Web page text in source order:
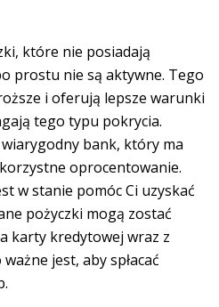
które nie posiadają
prostu nie są aktywne. Tego
i oferują lepsze warunki
tego typu pokrycia.
bank, który ma
oprocentowanie.
w stanie pomóc Ci uzyskać
pożyczki mogą zostać
karty kredytowej wraz z
jest, aby spłacać